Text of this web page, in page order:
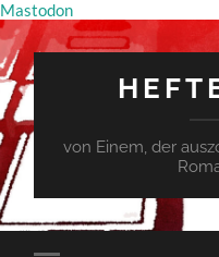
Mastodon
von Einem, der